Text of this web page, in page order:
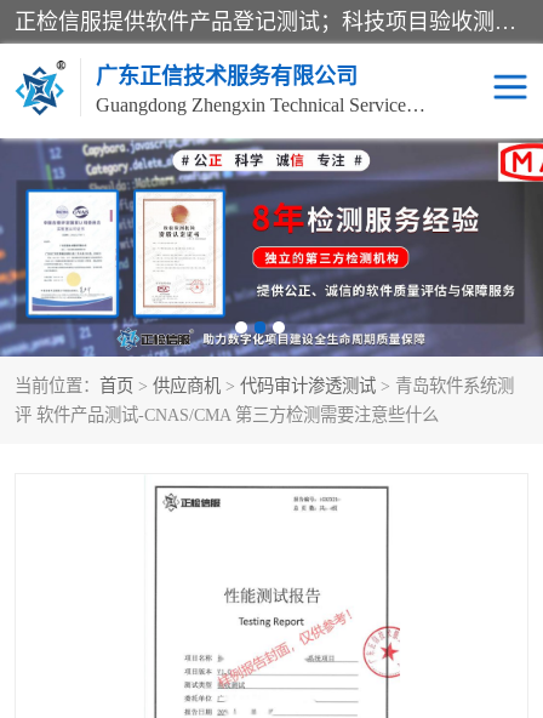
正检信服提供软件产品登记测试；科技项目验收测试；产品确认测试；功能测试；性能测试；安全测试；代码审计测试；漏洞扫描测试；渗透测试；风险评估测试；信息安全等级保护测评；双软认定；实验室建设质量体系建设；软件着作权、软件评测等服务。
广东正信技术服务有限公司
Guangdong Zhengxin Technical Service Co., Ltd
当前位置： 首页 > 供应商机 > 代码审计渗透测试 > 青岛软件系统测
评 软件产品测试-CNAS/CMA 第三方检测需要注意些什么
电子政务验收测评 数字信息化验收测评
应用软件系统测试 信息系统漏洞扫描
科技成果鉴定测试 软件产品登记测试
信息安全风险评估 系统性能效率测试